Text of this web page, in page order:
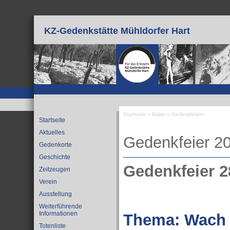
KZ-Gedenkstätte Mühldorfer Hart
Startseite
Aktuelles
Gedenkorte
Geschichte
Zeitzeugen
Verein
Ausstellung
Weiterführende
Informationen
Totenliste
Startseite » Bilder » Gedenkfeiern
Gedenkfeier
Gedenkfeier
Thema: